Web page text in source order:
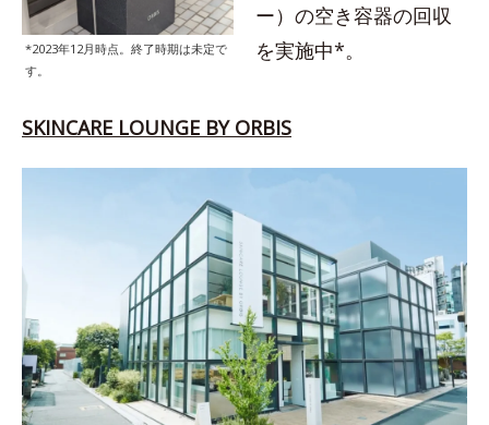
*2023年12月時点。終了時期は未定で
す。
ー）の空き容器の回収
を実施中*。
SKINCARE LOUNGE BY ORBIS